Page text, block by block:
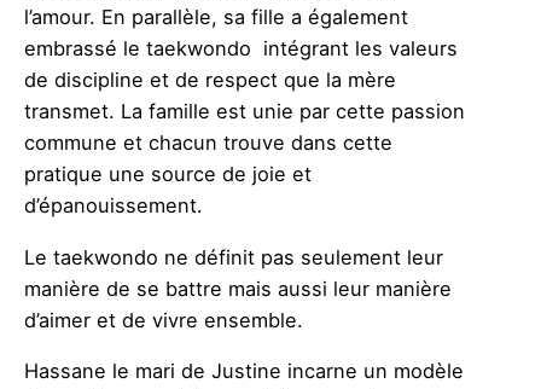
l’amour. En parallèle, sa fille a également
embrassé le taekwondo intégrant les valeurs
de discipline et de respect que la mère
transmet. La famille est unie par cette passion
commune et chacun trouve dans cette
pratique une source de joie et
d’épanouissement.
Le taekwondo ne définit pas seulement leur
manière de se battre mais aussi leur manière
d’aimer et de vivre ensemble.
Hassane le mari de Justine incarne un modèle